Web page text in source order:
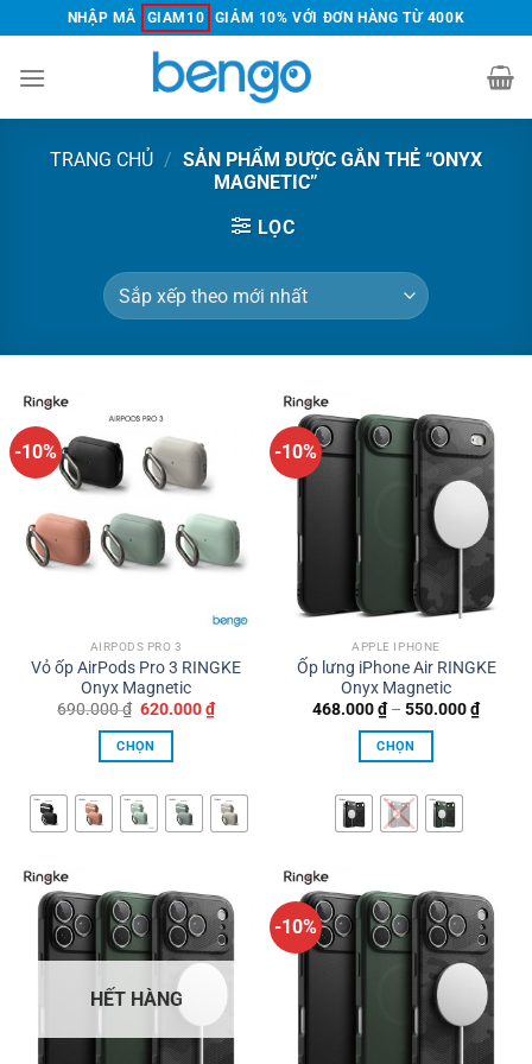
đến
nội
NHẬP MÃ GIAM10 GIẢM 10% VỚI ĐƠN HÀNG TỪ 400K
TRANG CHỦ / SẢN PHẨM ĐƯỢC GẮN THẺ “ONYX
MAGNETIC”
LỌC
-10%
AIRPODS PRO 3
Vỏ ốp AirPods Pro 3 RINGKE
Onyx Magnetic
690.000₫ Giá
là:
690.000 ₫.
620.000₫Giá
hiện
CHỌN
phẩm
này
biến
thể.
Các
chọn
-10%
APPLE IPHONE
Ốp lưng iPhone Air RINGKE
Onyx Magnetic
468.000₫ – 550.000₫
giá:
CHỌN
phẩm
này
biến
thể.
Các
tùy
HẾT HÀNG
-10%